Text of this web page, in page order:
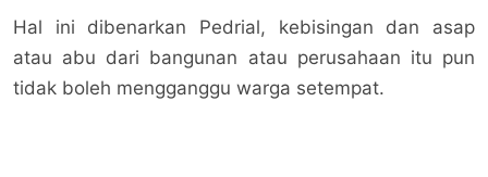
Hal ini dibenarkan Pedrial, kebisingan dan asap
atau abu dari bangunan atau perusahaan itu pun
tidak boleh mengganggu warga setempat.